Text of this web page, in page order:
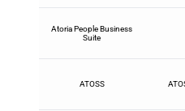
Atoria People Business
Suite
ATOSS